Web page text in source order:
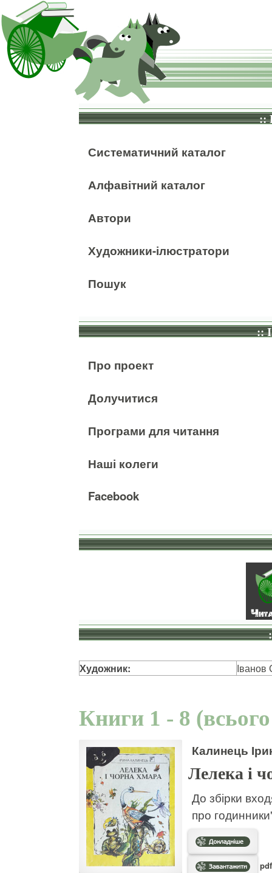
::
Систематичний каталог
Алфавітний каталог
Автори
Художники-ілюстратори
Пошук
::
Про проект
Долучитися
Програми для читання
Наші колеги
Facebook
Художник: Іванов
Книги 1 - 8
Калинець
Лелека і
До збірки
про